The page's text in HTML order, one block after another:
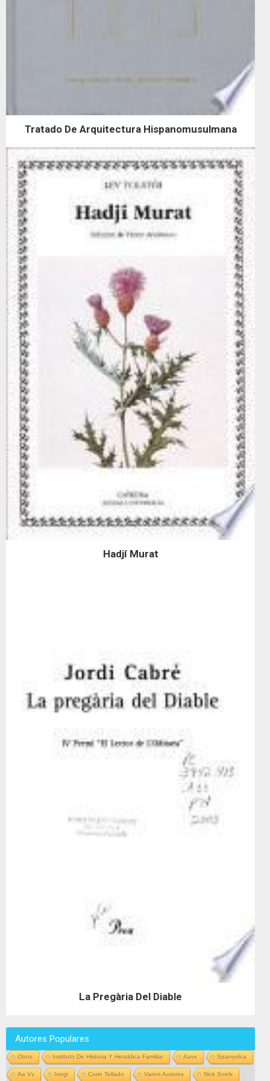
Tratado De Arquitectura Hispanomusulmana
Hadjí Murat
La Pregària Del Diable
Autores Populares
Otros Instituto De Historia Y Heraldica Familiar Aavv Spanyolca
Aa Vv Inegi Corin Tellado Varios Autores Nick Snels